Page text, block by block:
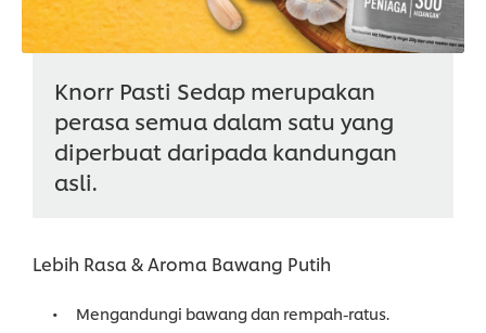
Knorr Pasti Sedap merupakan
perasa semua dalam satu yang
diperbuat daripada kandungan
asli.
Lebih Rasa & Aroma Bawang Putih
Mengandungi bawang dan rempah-ratus.